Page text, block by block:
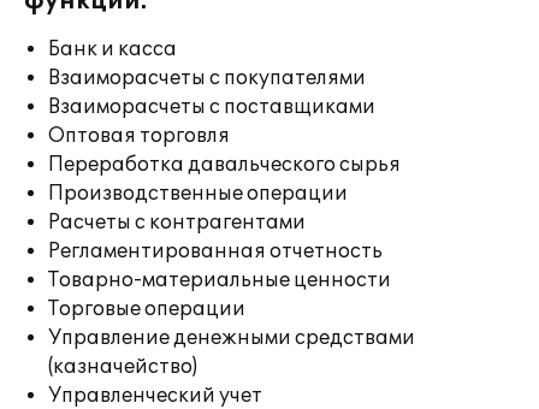
Банк и касса
Взаиморасчеты с покупателями
Взаиморасчеты с поставщиками
Оптовая торговля
Переработка давальческого сырья
Производственные операции
Расчеты с контрагентами
Регламентированная отчетность
Товарно-материальные ценности
Торговые операции
Управление денежными средствами
(казначейство)
Управленческий учет